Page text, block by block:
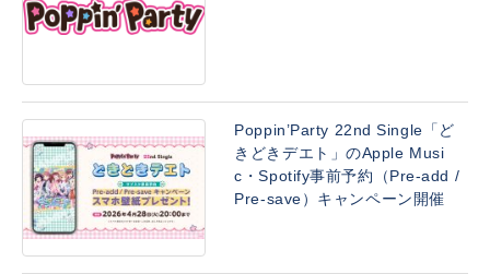
Poppin’Party 22nd Single「ど
きどきデエト」のApple Musi
c・Spotify事前予約（Pre-add /
Pre-save）キャンペーン開催